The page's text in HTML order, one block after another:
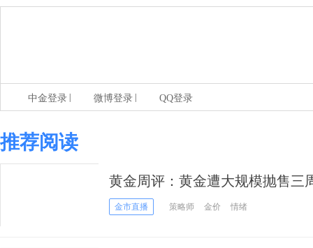
中金登录 微博登录 QQ登录
推荐阅读
黄金周评：黄金遭大规模抛售三
金市直播 策略师 金价 情绪